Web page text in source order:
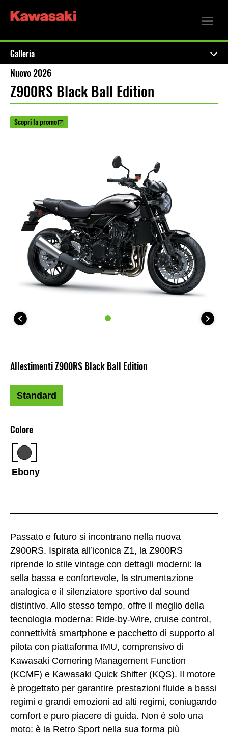
Galleria
Nuovo 2026
Z900RS Black Ball Edition
Scopri la promo
Passato e futuro si incontrano nella nuova
Z900RS. Ispirata all’iconica Z1, la Z900RS
riprende lo stile vintage con dettagli moderni: la
sella bassa e confortevole, la strumentazione
analogica e il silenziatore sportivo dal sound
distintivo. Allo stesso tempo, offre il meglio della
tecnologia moderna: Ride-by-Wire, cruise control,
connettività smartphone e pacchetto di supporto al
pilota con piattaforma IMU, comprensivo di
Kawasaki Cornering Management Function
(KCMF) e Kawasaki Quick Shifter (KQS). Il motore
è progettato per garantire prestazioni fluide a bassi
regimi e grandi emozioni ad alti regimi, coniugando
comfort e puro piacere di guida. Non è solo una
moto: è la Retro Sport nella sua forma più
Colore
Ebony
Allestimenti Z900RS Black Ball Edition
Standard